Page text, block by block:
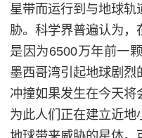
星带而运行到与地球
胁。科学界普遍认为
是因为6500万年前一
墨西哥湾引起地球剧
冲撞如果发生在今天
为此人们正在建立近